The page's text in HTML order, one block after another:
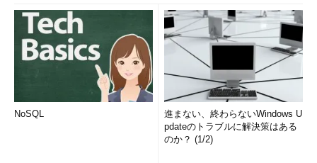
NoSQL
進まない、終わらないWindows U
pdateのトラブルに解決策はある
のか？ (1/2)